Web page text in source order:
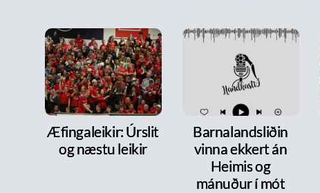
Æfingaleikir: Úrslit
og næstu leikir
Barnalandsliðin
vinna ekkert án
Heimis og
mánuður í mót